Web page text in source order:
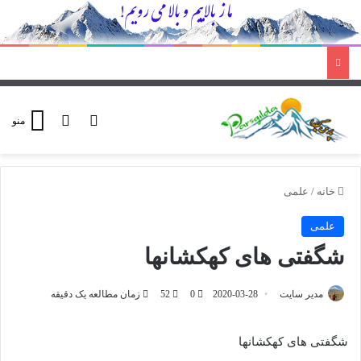
منوتغییر ورود
خانه / علمی
علمی
شگفتی های کهکشانها
مدیر سایت 2020-03-28
0
52 زمان مطالعه یک دقیقه
شگفتی های کهکشانها